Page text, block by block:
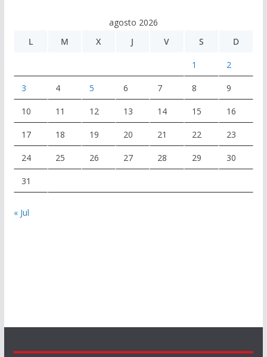
agosto 2026
L
M X J V S D
1 2
3 4 5 6 7 8 9
10 11 12 13 14 15 16
17 18 19 20 21 22 23
24 25 26 27 28 29 30
31
« Jul